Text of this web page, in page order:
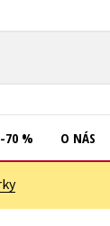
-70 % O NÁS